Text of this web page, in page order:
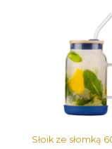
Słoik ze słomką